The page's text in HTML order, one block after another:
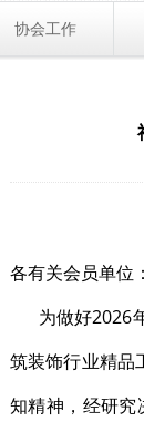
协会工作
各有关会员单位：
为做好2026
筑装饰行业精品
知精神，经研究